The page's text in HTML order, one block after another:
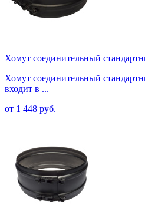
Хомут соединительный
Хомут соединительный
входит в ...
от 1 448 руб.